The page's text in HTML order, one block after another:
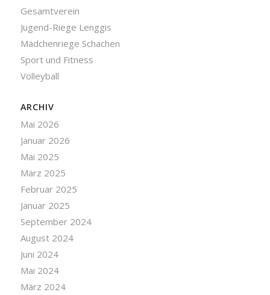
Gesamtverein
Jugend-Riege Lenggis
Mädchenriege Schachen
Sport und Fitness
Volleyball
ARCHIV
Mai 2026
Januar 2026
Mai 2025
März 2025
Februar 2025
Januar 2025
September 2024
August 2024
Juni 2024
Mai 2024
März 2024